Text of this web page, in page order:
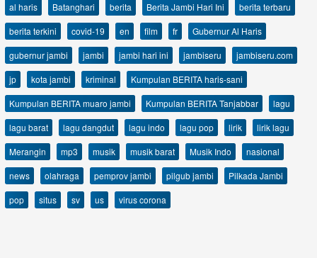
al haris Batanghari berita Berita Jambi Hari Ini
berita terbaru
berita terkini
covid-19 en film fr
Gubernur Al Haris
gubernur jambi
jambi jambi hari ini jambiseru
jambiseru.com
jp
kota jambi kriminal
Kumpulan BERITA haris-sani
Kumpulan BERITA muaro jambi
Kumpulan BERITA Tanjabbar
lagu
lagu barat
lagu dangdut lagu indo lagu pop lirik
lirik lagu
Merangin
mp3 musik musik barat Musik Indo
nasional
news
olahraga pemprov jambi pilgub jambi
Pilkada Jambi
pop
situs sv us virus corona